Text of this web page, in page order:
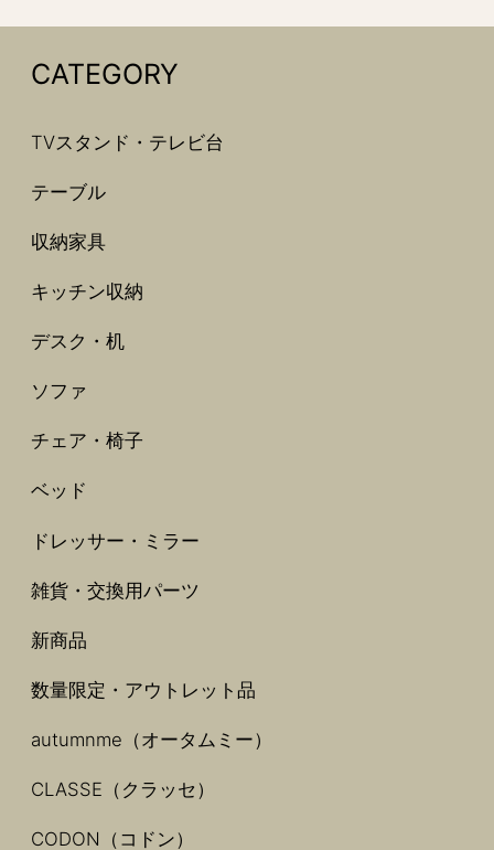
CATEGORY
TVスタンド・テレビ台
テーブル
収納家具
キッチン収納
デスク・机
ソファ
チェア・椅子
ベッド
ドレッサー・ミラー
雑貨・交換用パーツ
新商品
数量限定・アウトレット品
autumnme（オータムミー）
CLASSE（クラッセ）
CODON（コドン）